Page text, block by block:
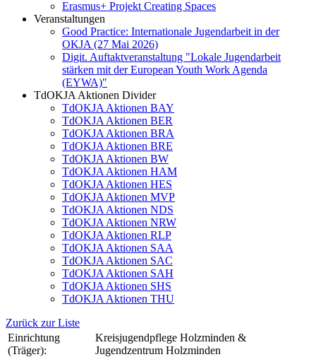
Erasmus+ Projekt Creating Spaces
Veranstaltungen
Good Practice: Internationale Jugendarbeit in der
OKJA (27 Mai 2026)
Digit. Auftaktveranstaltung "Lokale Jugendarbeit
stärken mit der European Youth Work Agenda
(EYWA)"
TdOKJA Aktionen Divider
TdOKJA Aktionen BAY
TdOKJA Aktionen BER
TdOKJA Aktionen BRA
TdOKJA Aktionen BRE
TdOKJA Aktionen BW
TdOKJA Aktionen HAM
TdOKJA Aktionen HES
TdOKJA Aktionen MVP
TdOKJA Aktionen NDS
TdOKJA Aktionen NRW
TdOKJA Aktionen RLP
TdOKJA Aktionen SAA
TdOKJA Aktionen SAC
TdOKJA Aktionen SAH
TdOKJA Aktionen SHS
TdOKJA Aktionen THU
Zurück zur Liste
Einrichtung
(Träger):
Kreisjugendpflege Holzminden &
Jugendzentrum Holzminden